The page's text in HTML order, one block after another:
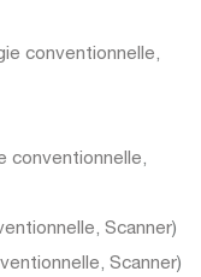
conventionnelle,
conventionnelle,
,Scanner)
,Scanner)